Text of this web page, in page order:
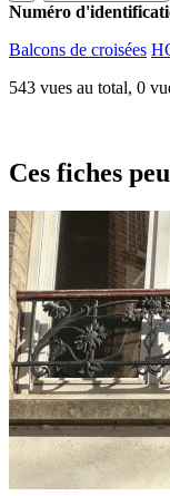
Numéro
Balcons de croisées
543 vues au total, 0
Ces fiches